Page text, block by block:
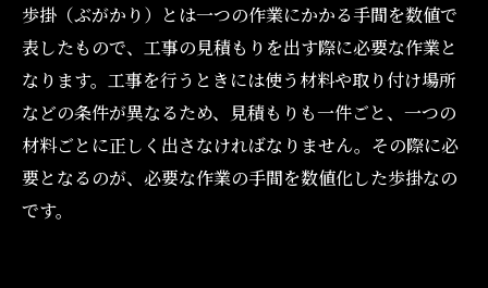
歩掛（ぶがかり）とは一つの作業にかかる手間を数値で
表したもので、工事の見積もりを出す際に必要な作業と
なります。工事を行うときには使う材料や取り付け場所
などの条件が異なるため、見積もりも一件ごと、一つの
材料ごとに正しく出さなければなりません。その際に必
要となるのが、必要な作業の手間を数値化した歩掛なの
です。